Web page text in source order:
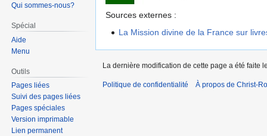
Sources externes :
La Mission divine de la France sur
Qui sommes-nous?
Spécial
Aide
Menu
Outils
Pages liées
Suivi des pages liées
Pages spéciales
Version imprimable
Lien permanent
La dernière modification de cette page a été faite
Politique de confidentialité À propos de Christ-